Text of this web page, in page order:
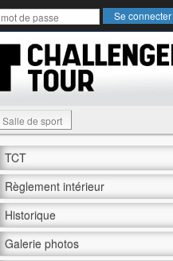
Salle de sport
TCT
Règlement intérieur
Historique
Galerie photos